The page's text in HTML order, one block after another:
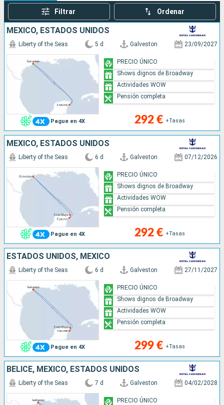
Filtrar Ordenar
MÉXICO, ESTADOS UNIDOS
Pague en 4X
Liberty of the Seas 5 d Galveston 23/09/2027
292 € +Tasas
PRECIO ÚNICO
Shows dignos de Broadway
Actividades WOW
Pensión completa
MÉXICO, ESTADOS UNIDOS
Pague en 4X
Liberty of the Seas 6 d Galveston 07/12/2026
292 € +Tasas
PRECIO ÚNICO
Shows dignos de Broadway
Actividades WOW
Pensión completa
ESTADOS UNIDOS, MÉXICO
Pague en 4X
Liberty of the Seas 6 d Galveston 27/11/2027
299 € +Tasas
PRECIO ÚNICO
Shows dignos de Broadway
Actividades WOW
Pensión completa
BELICE, MÉXICO, ESTADOS UNIDOS
Liberty of the Seas 7 d Galveston 04/02/2028
PRECIO ÚNICO